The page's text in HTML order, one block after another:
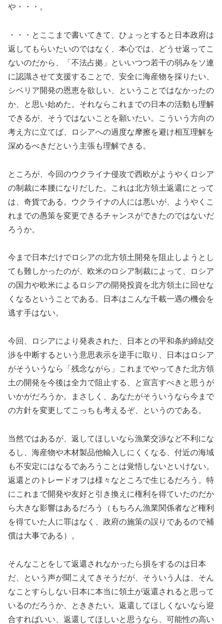
や・・・。
・・・とここまで書いてきて、ひょっとすると日本政府は
返してもらいたいのではなく、本心では、どうせ返ってこ
ないのだから、「不法占拠」といいつつ若干の弱みをソ連
に認識させて支援することで、安全に海産物を採りたい、
シベリア開発の恩恵を欲しい、ということではなかったの
か、と思い始めた。それならこれまでの日本の活動も理解
できるが、そうではないことを願いたい。こういう方向の
考え方に立てば、ロシアへの過度な摩擦を避け相互理解を
深めるべきだという主張も理解できる。
ところが、今回のウクライナ侵攻で西欧がようやくロシア
の制裁に本腰になりだした。これは北方領土返還にとって
は、奇貨である。ウクライナの人には悪いが、ようやくこ
れまでの愚策を変更できるチャンスができたのではないだ
ろうか。
今まで日本だけでロシアの北方領土開発を阻止しようとし
ても難しかったのが、欧米のロシア制裁によって、ロシア
の国力や欧米によるロシアの開発投資を北方領土に回せな
くなるということである。日本はこんな千載一遇の機会を
逃す手はない。
今回、ロシアにより発表された、日本との平和条約締結交
渉を中断するという意思表示を逆手に取り、日本はロシア
がそういうなら「残念ながら」これまでやってきた北方領
土の開発を今後は全力で阻止する、と宣言すべきと思うが
いかがだろうか。まさしく、あなたがそういうなら今まで
の方針を変更してこっちも考えるぞ、というのである。
当然ではあるが、返してほしいなら漁業交渉など不利にな
るし、海産物や木材製品他輸入しにくくなる、付近の海域
も不安定にはなるであろうことは覚悟しないといけない。
返還とのトレードオフは様々なところで生じるだろう。特
にこれまで開発や友好と引き換えに権利を得ていたのだか
ら大きな影響はあるだろう（もちろん漁業関係者など権利
を得ていた人に罪はなく、政府の施策の誤りであるので補
償は大事である）。
そんなことをして返還されなかったら損をするのは日本
だ、という声が聞こえてきそうだが、そういう人は、そん
なことすらしない日本に本当に領土が返還されると思って
いるのだろうか、とききたい。返還してほしくないなら迎
合すればいい、返還してほしいと思うなら、可能性の高い